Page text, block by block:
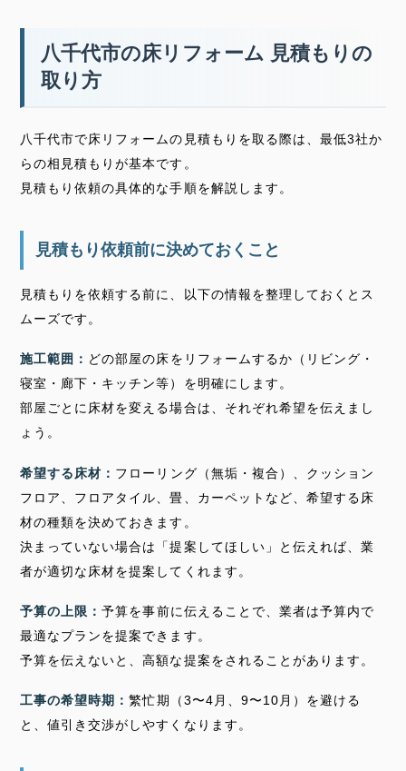
八千代市の床リフォーム 見積もりの
取り方
八千代市で床リフォームの見積もりを取る際は、最低3社か
らの相見積もりが基本です。
見積もり依頼の具体的な手順を解説します。
見積もり依頼前に決めておくこと
見積もりを依頼する前に、以下の情報を整理しておくとス
ムーズです。
施工範囲： どの部屋の床をリフォームするか（リビング・
寝室・廊下・キッチン等）を明確にします。
部屋ごとに床材を変える場合は、それぞれ希望を伝えまし
ょう。
希望する床材： フローリング（無垢・複合）、クッション
フロア、フロアタイル、畳、カーペットなど、希望する床
材の種類を決めておきます。
決まっていない場合は「提案してほしい」と伝えれば、業
者が適切な床材を提案してくれます。
予算の上限：予算を事前に伝えることで、業者は予算内で
最適なプランを提案できます。
予算を伝えないと、高額な提案をされることがあります。
工事の希望時期：繁忙期（3〜4月、9〜10月）を避ける
と、値引き交渉がしやすくなります。